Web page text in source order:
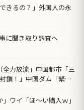
きるの？」外国人の永
に聞き取り調査へ
力放流」中国都市「三
鎖！」中国ダム「緊急
ワイ「ほ～い購入ｗ」